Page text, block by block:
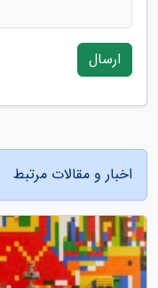
ارسال
اخبار و مقالات مرتبط